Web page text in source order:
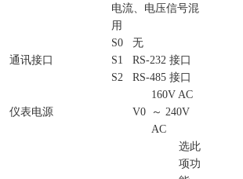
电流、电压信号混
用
通讯接口
S0
无
S1
RS-232 接口
S2
RS-485 接口
仪表电源 V0
160V AC
～ 240V
AC
选此
项功